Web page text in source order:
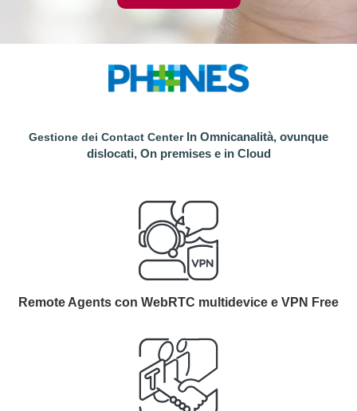
Gestione dei Contact Center In Omnicanalità, ovunque
dislocati, On premises e in Cloud
Remote Agents con WebRTC multidevice e VPN Free